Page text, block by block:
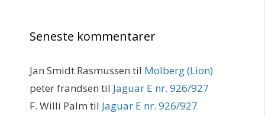
Seneste kommentarer
Jan Smidt Rasmussen til Molberg (Lion)
peter frandsen til Jaguar E nr. 926/927
F. Willi Palm til Jaguar E nr. 926/927